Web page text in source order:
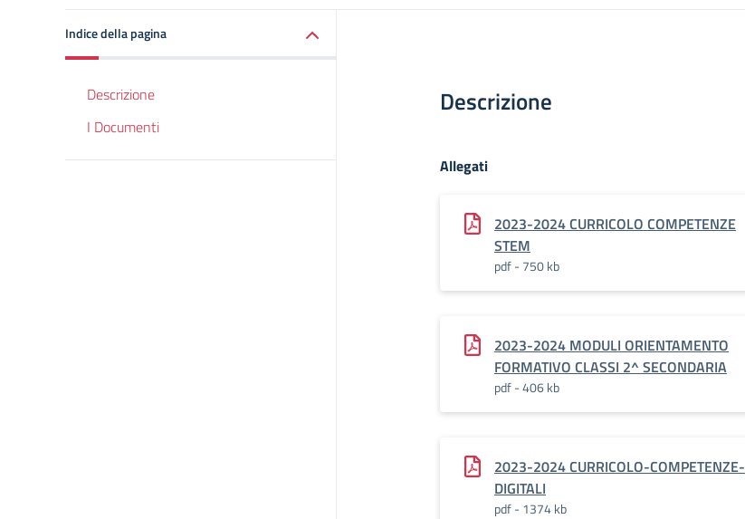
Indice della pagina
Descrizione
I Documenti
Descrizione
Allegati
2023-2024 CURRICOLO COMPETENZE
STEM
pdf - 750 kb
2023-2024 MODULI ORIENTAMENTO
FORMATIVO CLASSI 2^ SECONDARIA
pdf - 406 kb
2023-2024 CURRICOLO-COMPETENZE-
DIGITALI
pdf - 1374 kb